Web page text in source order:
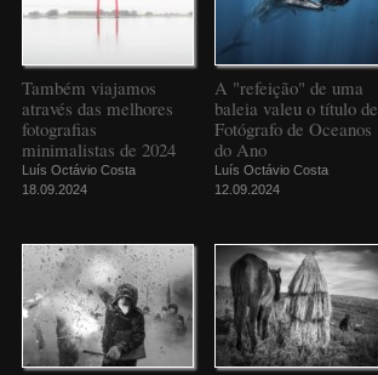
Também viajamos
através das melhores
fotografias
minimalistas de 2024
Luís Octávio Costa
18.09.2024
A "refeição" de uma
baleia valeu o título de
Fotógrafo de Oceanos
do Ano
Luís Octávio Costa
12.09.2024